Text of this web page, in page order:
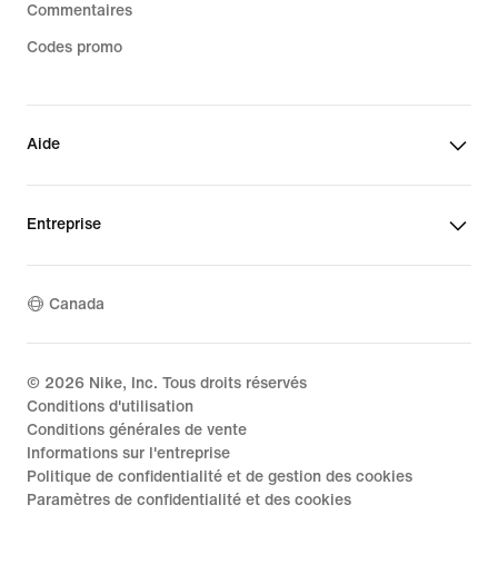
Commentaires
Codes promo
Aide
Entreprise
Canada
© 2026 Nike, Inc. Tous droits réservés
Conditions d'utilisation
Conditions générales de vente
Informations sur l'entreprise
Politique de confidentialité et de gestion des cookies
Paramètres de confidentialité et des cookies